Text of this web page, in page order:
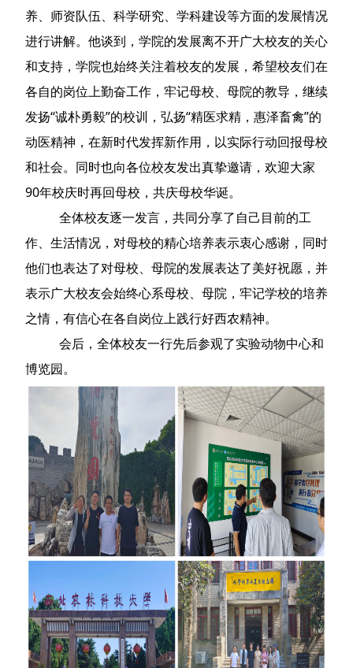
养、师资队伍、科学研究、学科建设等方面的发展情况
进行讲解。他谈到，学院的发展离不开广大校友的关心
和支持，学院也始终关注着校友的发展，希望校友们在
各自的岗位上勤奋工作，牢记母校、母院的教导，继续
发扬“诚朴勇毅”的校训，弘扬“精医求精，惠泽畜禽”的
动医精神，在新时代发挥新作用，以实际行动回报母校
和社会。同时也向各位校友发出真挚邀请，欢迎大家
90年校庆时再回母校，共庆母校华诞。
全体校友逐一发言，共同分享了自己目前的工
作、生活情况，对母校的精心培养表示衷心感谢，同时
他们也表达了对母校、母院的发展表达了美好祝愿，并
表示广大校友会始终心系母校、母院，牢记学校的培养
之情，有信心在各自岗位上践行好西农精神。
会后，全体校友一行先后参观了实验动物中心和
博览园。